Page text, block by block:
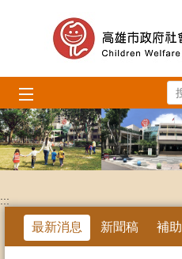
跳到主要內容區塊
:::
最新消息 新聞稿 補